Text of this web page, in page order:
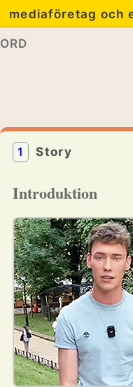
mediaföretag och
ORD
1 Story
Introduktion